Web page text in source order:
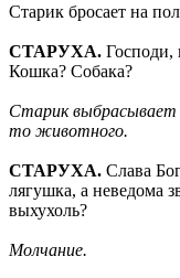
Старик бросает на
СТАРУХА. Господи,
Кошка? Собака?
Старик выбрасывает
то животного.
СТАРУХА. Слава
лягушка, а неведома
выхухоль?
Молчание.